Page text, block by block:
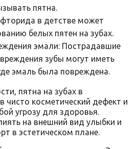
пятна.
в детстве может
белых пятен на зубах.
эмали: Пострадавшие
зубы могут иметь
эмаль была повреждена.
пятна на зубах в
чисто косметический дефект и
угрозу для здоровья.
на внешний вид улыбки и
в эстетическом плане.